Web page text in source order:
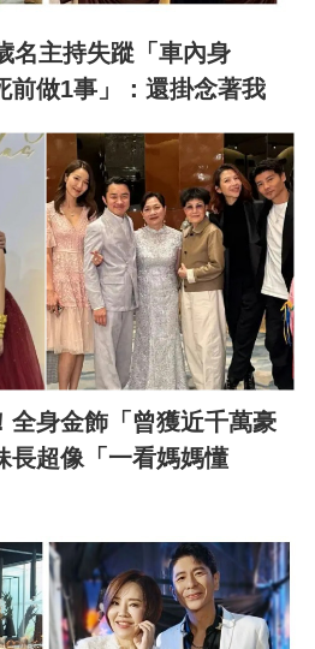
名主持失蹤「車內身
做1事」：還掛念著我
全身金飾「曾獲近千萬豪
超像「一看媽媽懂